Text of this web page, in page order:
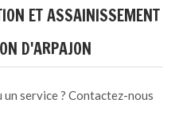
ET ASSAINISSEMENT
D'ARPAJON
un service ? Contactez-nous